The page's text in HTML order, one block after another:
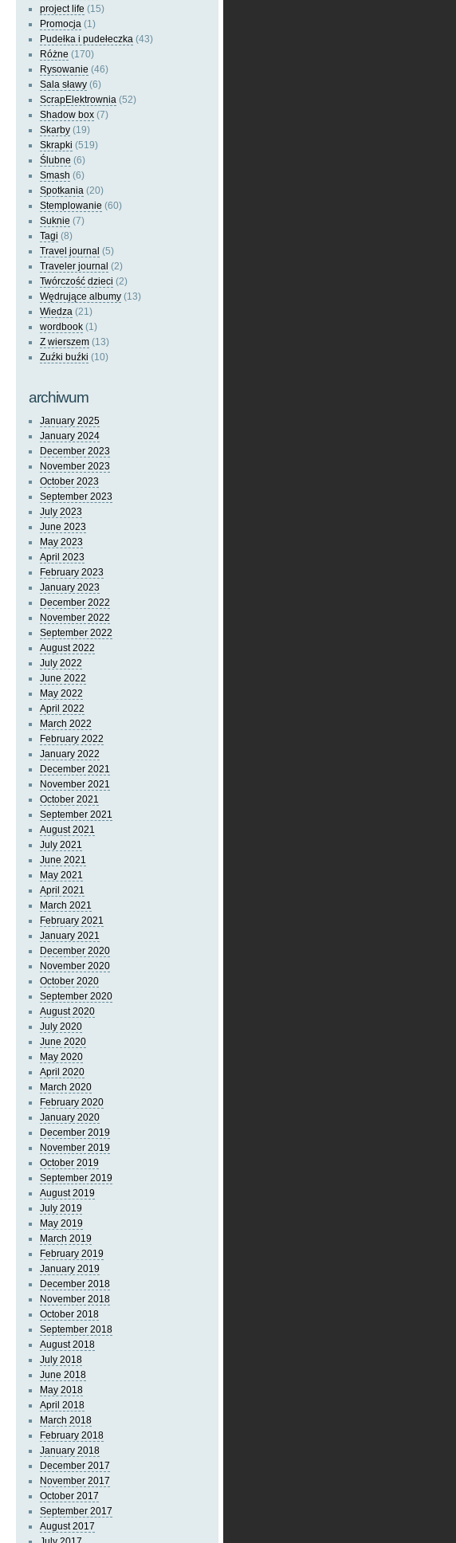
project life (15)
Promocja (1)
Pudełka i pudełeczka (43)
Różne (170)
Rysowanie (46)
Sala sławy (6)
ScrapElektrownia (52)
Shadow box (7)
Skarby (19)
Skrapki (519)
Ślubne (6)
Smash (6)
Spotkania (20)
Stemplowanie (60)
Suknie (7)
Tagi (8)
Travel journal (5)
Traveler journal (2)
Twórczość dzieci (2)
Wędrujące albumy (13)
Wiedza (21)
wordbook (1)
Z wierszem (13)
Zuźki buźki (10)
archiwum
January 2025
January 2024
December 2023
November 2023
October 2023
September 2023
July 2023
June 2023
May 2023
April 2023
February 2023
January 2023
December 2022
November 2022
September 2022
August 2022
July 2022
June 2022
May 2022
April 2022
March 2022
February 2022
January 2022
December 2021
November 2021
October 2021
September 2021
August 2021
July 2021
June 2021
May 2021
April 2021
March 2021
February 2021
January 2021
December 2020
November 2020
October 2020
September 2020
August 2020
July 2020
June 2020
May 2020
April 2020
March 2020
February 2020
January 2020
December 2019
November 2019
October 2019
September 2019
August 2019
July 2019
May 2019
March 2019
February 2019
January 2019
December 2018
November 2018
October 2018
September 2018
August 2018
July 2018
June 2018
May 2018
April 2018
March 2018
February 2018
January 2018
December 2017
November 2017
October 2017
September 2017
August 2017